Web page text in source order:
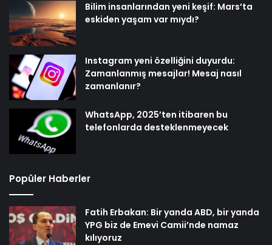
Bilim insanlarından yeni keşif: Mars’ta
eskiden yaşam var mıydı?
Instagram yeni özelliğini duyurdu:
Zamanlanmış mesajlar! Mesaj nasıl
zamanlanır?
WhatsApp, 2025’ten itibaren bu
telefonlarda desteklenmeyecek
Popüler Haberler
Fatih Erbakan: Bir yanda ABD, bir yanda
YPG biz de Emevi Camii’nde namaz
kılıyoruz